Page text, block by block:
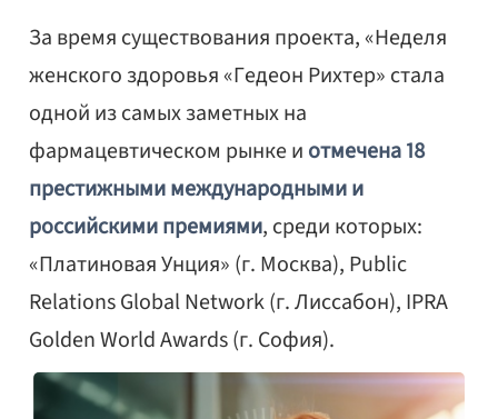
За время существования проекта, «Неделя
женского здоровья «Гедеон Рихтер» стала
одной из самых заметных на
фармацевтическом рынке и отмечена 18
престижными международными и
российскими премиями, среди которых:
«Платиновая Унция» (г. Москва), Public
Relations Global Network (г. Лиссабон), IPRA
Golden World Awards (г. София).